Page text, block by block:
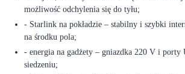
możliwość odchylenia się do tyłu;
- Starlink na pokładzie – stabilny i szybki
na środku pola;
- energia na gadżety – gniazdka 220 V i porty
siedzeniu;